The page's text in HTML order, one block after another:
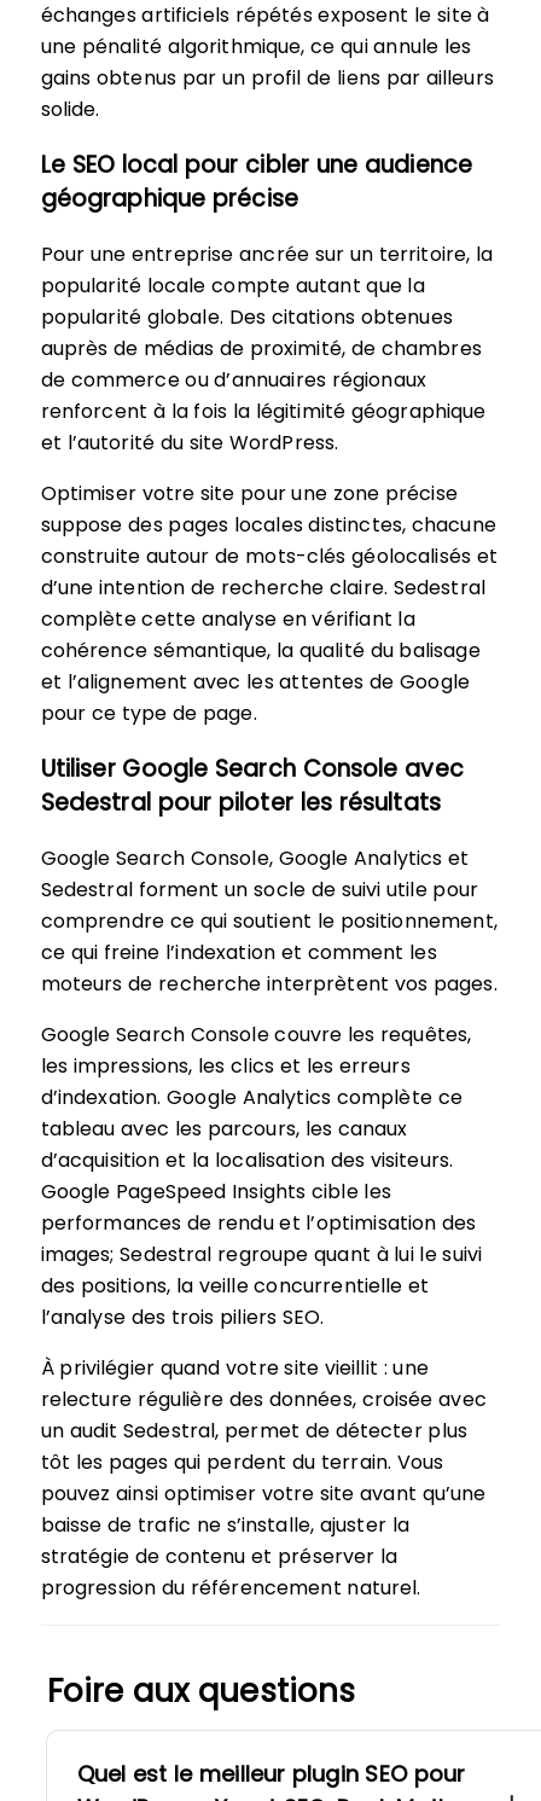
échanges artificiels répétés exposent le site à
une pénalité algorithmique, ce qui annule les
gains obtenus par un profil de liens par ailleurs
solide.
Le SEO local pour cibler une audience
géographique précise
Pour une entreprise ancrée sur un territoire, la
popularité locale compte autant que la
popularité globale. Des citations obtenues
auprès de médias de proximité, de chambres
de commerce ou d’annuaires régionaux
renforcent à la fois la légitimité géographique
et l’autorité du site WordPress.
Optimiser votre site pour une zone précise
suppose des pages locales distinctes, chacune
construite autour de mots-clés géolocalisés et
d’une intention de recherche claire. Sedestral
complète cette analyse en vérifiant la
cohérence sémantique, la qualité du balisage
et l’alignement avec les attentes de Google
pour ce type de page.
Utiliser Google Search Console avec
Sedestral pour piloter les résultats
Google Search Console, Google Analytics et
Sedestral forment un socle de suivi utile pour
comprendre ce qui soutient le positionnement,
ce qui freine l’indexation et comment les
moteurs de recherche interprètent vos pages.
Google Search Console couvre les requêtes,
les impressions, les clics et les erreurs
d’indexation. Google Analytics complète ce
tableau avec les parcours, les canaux
d’acquisition et la localisation des visiteurs.
Google PageSpeed Insights cible les
performances de rendu et l’optimisation des
images; Sedestral regroupe quant à lui le suivi
des positions, la veille concurrentielle et
l’analyse des trois piliers SEO.
À privilégier quand votre site vieillit : une
relecture régulière des données, croisée avec
un audit Sedestral, permet de détecter plus
tôt les pages qui perdent du terrain. Vous
pouvez ainsi optimiser votre site avant qu’une
baisse de trafic ne s’installe, ajuster la
stratégie de contenu et préserver la
progression du référencement naturel.
Foire aux questions
Quel est le meilleur plugin SEO pour